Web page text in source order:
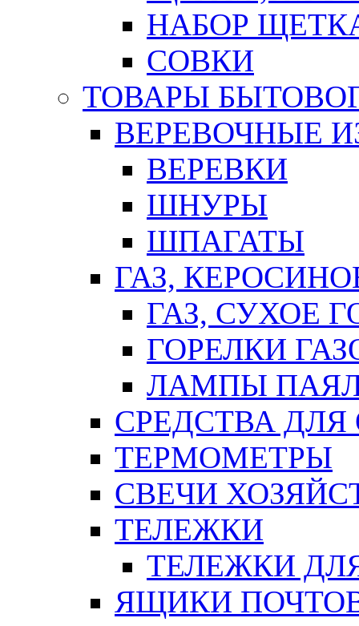
НАБОР
СОВКИ
ТОВАРЫ
ВЕРЕВОЧНЫЕ
ВЕРЕВКИ
ШНУРЫ
ШПАГАТЫ
ГАЗ,
ГАЗ, СУХОЕ
ГОРЕЛКИ
ЛАМПЫ
СРЕДСТВА
ТЕРМОМЕТРЫ
СВЕЧИ
ТЕЛЕЖКИ
ТЕЛЕЖКИ
ЯЩИКИ